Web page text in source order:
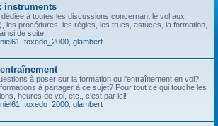
instruments
à toutes les discussions concernant le vol aux
les procédures, les règles, les trucs, astuces, la formation,
de suite!
toxedo_2000 glambert
à poser sur la formation ou l'entraînement en vol?
à partager à ce sujet? Pour tout ce qui touche les
heures de vol, etc., c'est par ici!
toxedo_2000 glambert